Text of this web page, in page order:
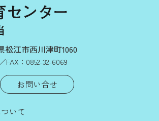
松江市西川津町1060
／FAX：0852-32-6069
お問い合せ
いて